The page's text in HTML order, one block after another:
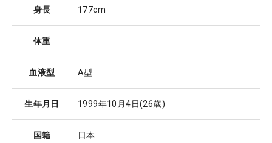
身長 177cm
体重
血液型 A型
生年月日 1999年10月4日(26歳)
国籍 日本